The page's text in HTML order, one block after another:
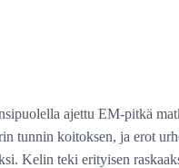
ajettu EM-pitkä
tunnin koitoksen, ja erot
Kelin teki erityisen